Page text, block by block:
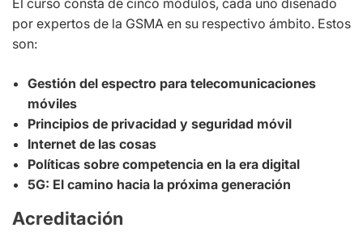
El curso consta de cinco módulos, cada uno diseñado
por expertos de la GSMA en su respectivo ámbito. Estos
son:
Gestión del espectro para telecomunicaciones
móviles
Principios de privacidad y seguridad móvil
Internet de las cosas
Políticas sobre competencia en la era digital
5G: El camino hacia la próxima generación
Acreditación